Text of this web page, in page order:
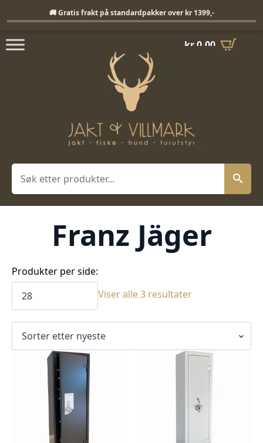
kr0,00
Søk
Franz Jäger
Produkter per side:
Viser alle 3 resultaterSortert
siste
🚚 Gratis frakt på standardpakker over kr 1399,-